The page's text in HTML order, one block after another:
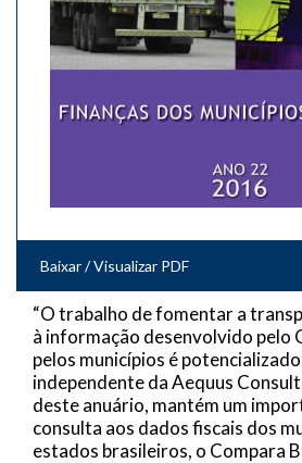
Baixar / Visualizar PDF
“O trabalho de fomentar a
à informação desenvolvido pelo
pelos municípios é
independente da Aequus
deste anuário, mantém um
consulta aos dados fiscais dos
estados brasileiros, o Compara